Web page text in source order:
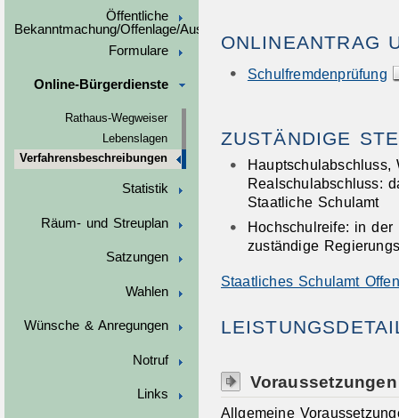
Öffentliche
Bekanntmachung/Offenlage/Ausschreibungen
Formulare
Online-Bürgerdienste
Rathaus-Wegweiser
Lebenslagen
Verfahrensbeschreibungen
Statistik
Räum- und Streuplan
Satzungen
Wahlen
Wünsche & Anregungen
Notruf
Links
ONLINEANTRAG
Schulfremdenprüfung
ZUSTÄNDIGE
Hauptschulabschluss,
Realschulabschluss:
Staatliche Schulamt
Hochschulreife: in
zuständige
Staatliches Schulamt
Voraussetzungen
Allgemeine